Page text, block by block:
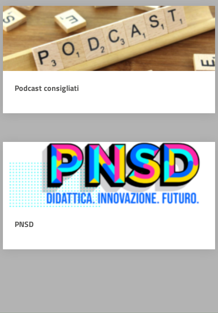
Podcast consigliati
PNSD